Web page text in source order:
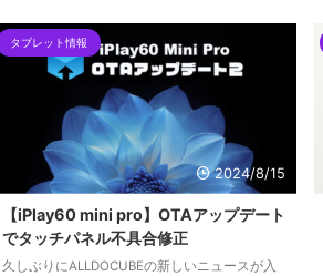
ンスを実現しています。前作のiPlay 60と比較
して、ディスプレイ品質やプロセッサ性能、バ
ッテリー容量など多くの点で改良が加えられて
タブレット情報
2024/8/15
【iPlay60 mini pro】OTAアップデート
でタッチパネル不具合修正
久しぶりにALLDOCUBEの新しいニュースが入